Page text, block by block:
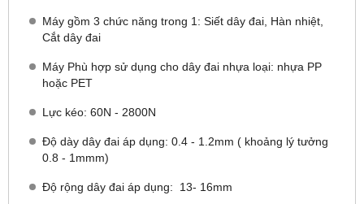
Máy gồm 3 chức năng trong 1: Siết dây đai, Hàn nhiệt,
Cắt dây đai
Máy Phù hợp sử dụng cho dây đai nhựa loại: nhựa PP
hoặc PET
Lực kéo: 60N - 2800N
Độ dày dây đai áp dụng: 0.4 - 1.2mm ( khoảng lý tưởng
0.8 - 1mmm)
Độ rộng dây đai áp dụng: 13- 16mm